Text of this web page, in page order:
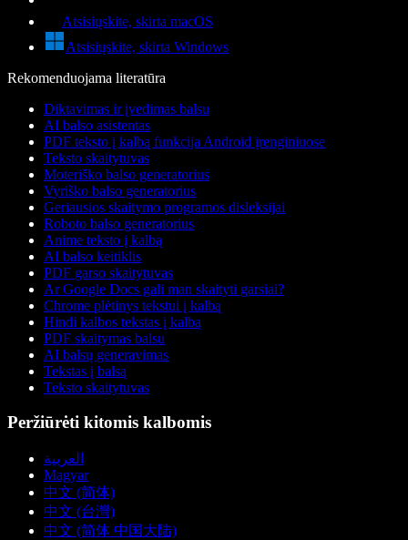
Atsisiųskite, skirta macOS
Atsisiųskite, skirta Windows
Rekomenduojama literatūra
Diktavimas ir įvedimas balsu
AI balso asistentas
PDF teksto į kalbą funkcija Android įrenginiuose
Teksto skaitytuvas
Moteriško balso generatorius
Vyriško balso generatorius
Geriausios skaitymo programos disleksijai
Roboto balso generatorius
Anime teksto į kalbą
AI balso keitiklis
PDF garso skaitytuvas
Ar Google Docs gali man skaityti garsiai?
Chrome plėtinys tekstui į kalbą
Hindi kalbos tekstas į kalbą
PDF skaitymas balsu
AI balsų generavimas
Tekstas į balsą
Teksto skaitytuvas
Peržiūrėti kitomis kalbomis
العربية
Magyar
中文 (简体)
中文 (台灣)
中文 (简体 中国大陆)